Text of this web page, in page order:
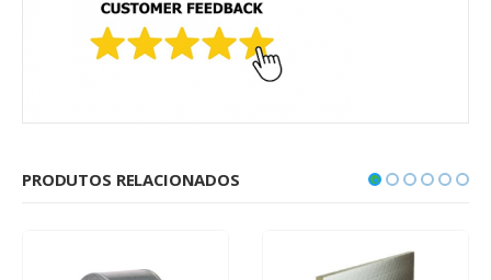
PRODUTOS RELACIONADOS